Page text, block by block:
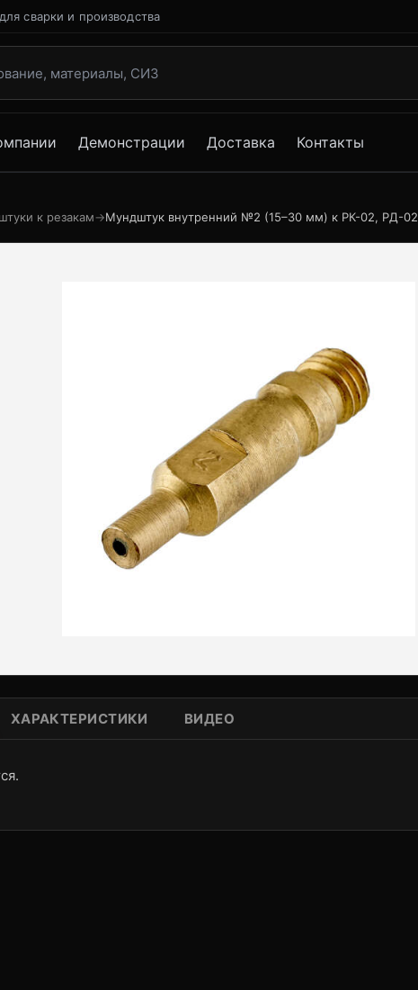
сварки и производства
Демонстрации Доставка Контакты
к резакам→Мундштук внутренний №2 (15–30 мм) к РК-02, РД-02
ХАРАКТЕРИСТИКИ ВИДЕО